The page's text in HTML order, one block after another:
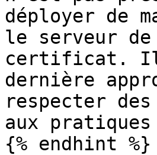
déployer de
le serveur de
certificat. Il
dernière
respecter
aux pratiques
{% endhint %}